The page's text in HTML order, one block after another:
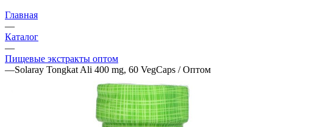
Главная
—
Каталог
—
Пищевые экстракты оптом
—Solaray Tongkat Ali 400 mg, 60 VegCaps / Оптом